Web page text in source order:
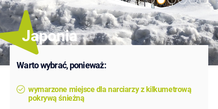
Japonia
Warto wybrać, ponieważ:
wymarzone miejsce dla narciarzy z kilkumetrową
pokrywą śnieżną